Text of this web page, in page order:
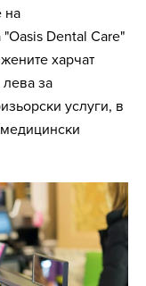
на
"Oasis Dental Care"
харчат
за
услуги, в